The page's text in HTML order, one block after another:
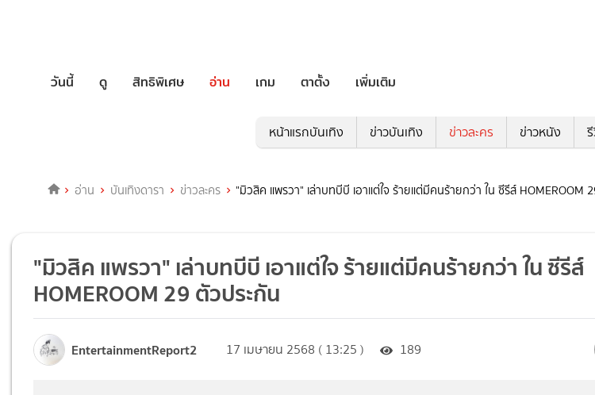
วันนี้ ดู สิทธิพิเศษ อ่าน เกม ตาตั้ง เพิ่มเติม
หน้าแรกบันเทิง ข่าวบันเทิง ข่าวละคร ข่าวหนัง
อ่าน บันเทิงดารา ข่าวละคร "มิวสิค แพรวา" เล่าบทบีบี เอาแต่ใจ ร้ายแต่มีคนร้ายกว่า ใน ซีรีส์ HOMEROOM
"มิวสิค แพรวา" เล่าบทบีบี เอาแต่ใจ ร้ายแต่มีคนร้ายกว่า ใน ซีรีส์
HOMEROOM 29 ตัวประกัน
EntertainmentReport2 17 เมษายน 2568 ( 13:25 ) 189